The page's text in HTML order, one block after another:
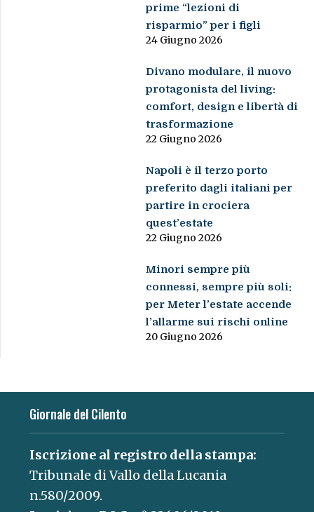
prime “lezioni di
risparmio” per i figli
24 Giugno 2026
Divano modulare, il nuovo
protagonista del living:
comfort, design e libertà di
trasformazione
22 Giugno 2026
Napoli è il terzo porto
preferito dagli italiani per
partire in crociera
quest’estate
22 Giugno 2026
Minori sempre più
connessi, sempre più soli:
per Meter l’estate accende
l’allarme sui rischi online
20 Giugno 2026
Giornale del Cilento
Iscrizione al registro della stampa:
Tribunale di Vallo della Lucania
n.580/2009.